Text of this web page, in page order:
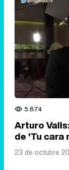
5.874
Arturo
de 'Tu cara
23 de octubre